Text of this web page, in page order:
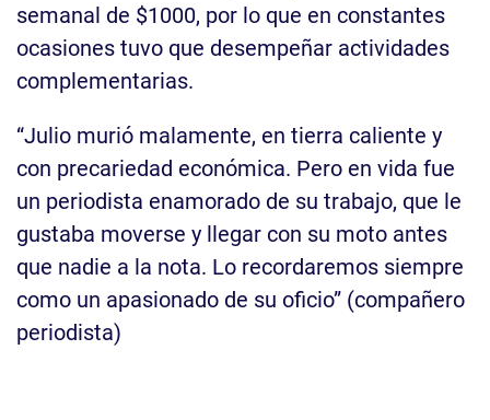
semanal de $1000, por lo que en constantes
ocasiones tuvo que desempeñar actividades
complementarias.
“Julio murió malamente, en tierra caliente y
con precariedad económica. Pero en vida fue
un periodista enamorado de su trabajo, que le
gustaba moverse y llegar con su moto antes
que nadie a la nota. Lo recordaremos siempre
como un apasionado de su oficio” (compañero
periodista)